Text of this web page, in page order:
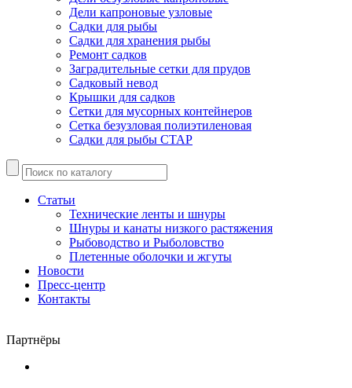
Дели капроновые узловые
Садки для рыбы
Садки для хранения рыбы
Ремонт садков
Заградительные сетки для прудов
Садковый невод
Крышки для садков
Сетки для мусорных контейнеров
Сетка безузловая полиэтиленовая
Садки для рыбы СТАР
Статьи
Технические ленты и шнуры
Шнуры и канаты низкого растяжения
Рыбоводство и Рыболовство
Плетенные оболочки и жгуты
Новости
Пресс-центр
Контакты
Партнёры